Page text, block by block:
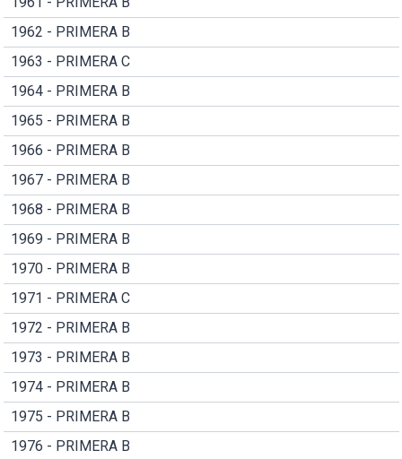
1962 - PRIMERA B
1963 - PRIMERA C
1964 - PRIMERA B
1965 - PRIMERA B
1966 - PRIMERA B
1967 - PRIMERA B
1968 - PRIMERA B
1969 - PRIMERA B
1970 - PRIMERA B
1971 - PRIMERA C
1972 - PRIMERA B
1973 - PRIMERA B
1974 - PRIMERA B
1975 - PRIMERA B
1976 - PRIMERA B